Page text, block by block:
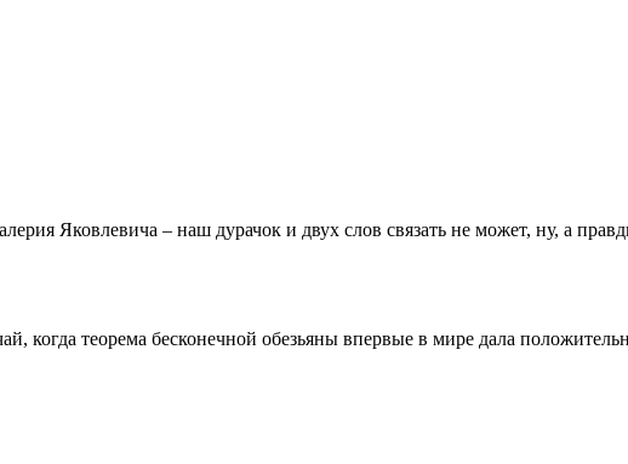
Яковлевича – наш дурачок и двух слов связать не может, ну, а
когда теорема бесконечной обезьяны впервые в мире дала